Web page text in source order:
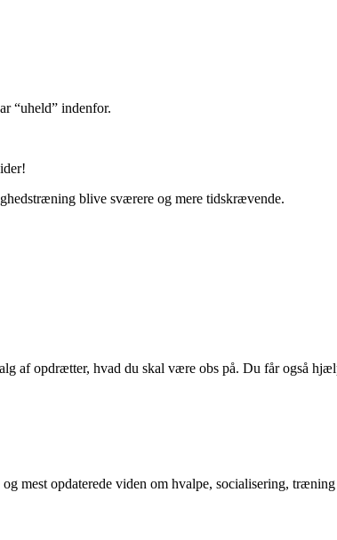
“uheld” indenfor.
blive sværere og mere tidskrævende.
af opdrætter, hvad du skal være obs på. Du får også
mest opdaterede viden om hvalpe, socialisering, træning